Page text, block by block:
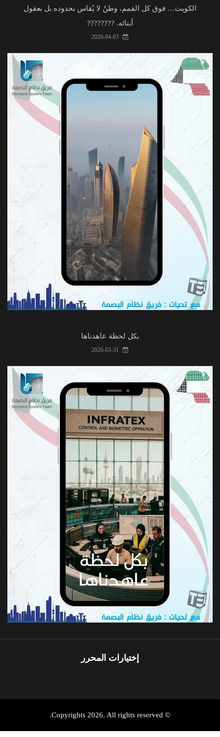
الكويت… فوق كل القمم، وطنٌ لا يُقاس بحدوده بل بعقول
أبنائه. ????????
بكل لحظة عاهدناها
إختيارات المحرر
© Copyrights 2026. All rights reserved.